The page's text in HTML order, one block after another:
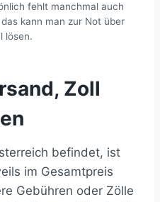
fehlt manchmal auch
kann man zur Not über
lösen.
Zoll
befindet, ist
im Gesamtpreis
Gebühren oder Zölle